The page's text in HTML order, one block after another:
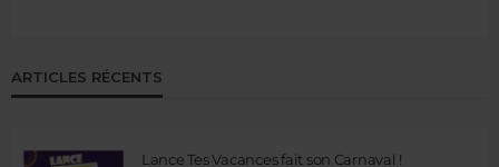
ARTICLES RÉCENTS
Lance Tes Vacances fait son Carnaval !